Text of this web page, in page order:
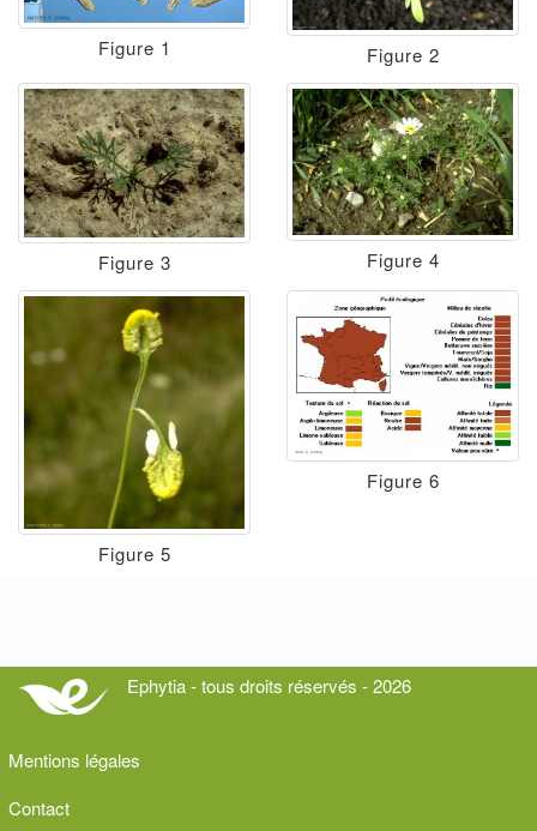
Figure 1 Figure 2
Figure 3 Figure 4
Figure 5
Figure 6
Ephytia - tous droits réservés - 2026
Mentions légales
Contact